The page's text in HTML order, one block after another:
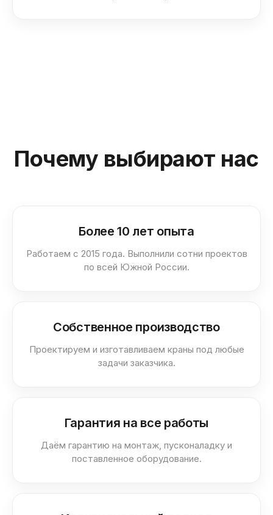
Почему выбирают нас
Более 10 лет опыта
Работаем с 2015 года. Выполнили сотни проектов
по всей Южной России.
Собственное производство
Проектируем и изготавливаем краны под любые
задачи заказчика.
Гарантия на все работы
Даём гарантию на монтаж, пусконаладку и
поставленное оборудование.